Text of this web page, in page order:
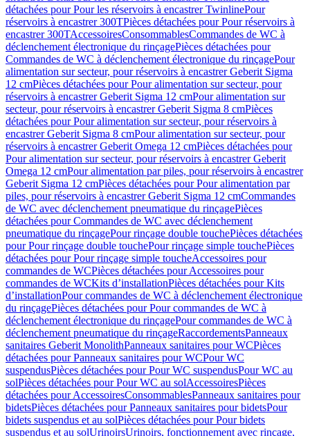
détachées pour Pour les réservoirs à encastrer TwinlinePour
réservoirs à encastrer 300TPièces détachées pour Pour réservoirs à
encastrer 300TAccessoiresConsommablesCommandes de WC à
déclenchement électronique du rinçagePièces détachées pour
Commandes de WC à déclenchement électronique du rinçagePour
alimentation sur secteur, pour réservoirs à encastrer Geberit Sigma
12 cmPièces détachées pour Pour alimentation sur secteur, pour
réservoirs à encastrer Geberit Sigma 12 cmPour alimentation sur
secteur, pour réservoirs à encastrer Geberit Sigma 8 cmPièces
détachées pour Pour alimentation sur secteur, pour réservoirs à
encastrer Geberit Sigma 8 cmPour alimentation sur secteur, pour
réservoirs à encastrer Geberit Omega 12 cmPièces détachées pour
Pour alimentation sur secteur, pour réservoirs à encastrer Geberit
Omega 12 cmPour alimentation par piles, pour réservoirs à encastrer
Geberit Sigma 12 cmPièces détachées pour Pour alimentation par
piles, pour réservoirs à encastrer Geberit Sigma 12 cmCommandes
de WC avec déclenchement pneumatique du rinçagePièces
détachées pour Commandes de WC avec déclenchement
pneumatique du rinçagePour rinçage double touchePièces détachées
pour Pour rinçage double touchePour rinçage simple touchePièces
détachées pour Pour rinçage simple toucheAccessoires pour
commandes de WCPièces détachées pour Accessoires pour
commandes de WCKits d’installationPièces détachées pour Kits
d’installationPour commandes de WC à déclenchement électronique
du rinçagePièces détachées pour Pour commandes de WC à
déclenchement électronique du rinçagePour commandes de WC à
déclenchement pneumatique du rinçageRaccordementsPanneaux
sanitaires Geberit MonolithPanneaux sanitaires pour WCPièces
détachées pour Panneaux sanitaires pour WCPour WC
suspendusPièces détachées pour Pour WC suspendusPour WC au
solPièces détachées pour Pour WC au solAccessoiresPièces
détachées pour AccessoiresConsommablesPanneaux sanitaires pour
bidetsPièces détachées pour Panneaux sanitaires pour bidetsPour
bidets suspendus et au solPièces détachées pour Pour bidets
suspendus et au solUrinoirsUrinoirs, fonctionnement avec rinçage,